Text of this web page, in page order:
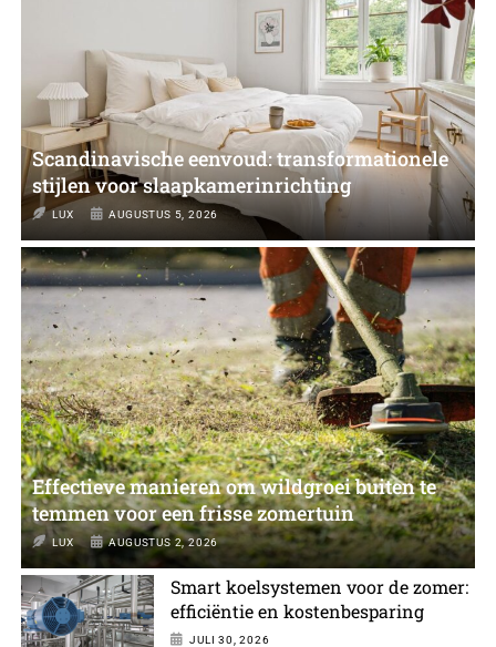
Scandinavische eenvoud: transformationele
stijlen voor slaapkamerinrichting
LUX AUGUSTUS 5, 2026
Effectieve manieren om wildgroei buiten te
temmen voor een frisse zomertuin
LUX AUGUSTUS 2, 2026
Smart koelsystemen voor de zomer:
efficiëntie en kostenbesparing
JULI 30, 2026